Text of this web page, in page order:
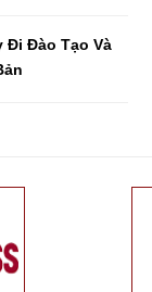
Đi Đào Tạo Và